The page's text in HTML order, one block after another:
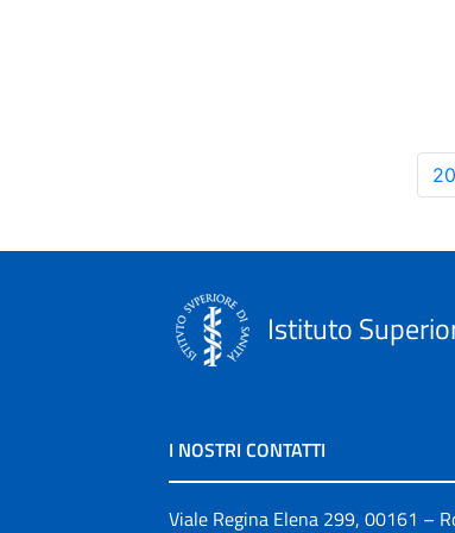
Istituto
I NOSTRI CONTATTI
Viale Regina Elena 299, 00161 –